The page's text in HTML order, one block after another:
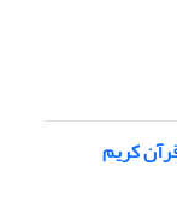
کریم